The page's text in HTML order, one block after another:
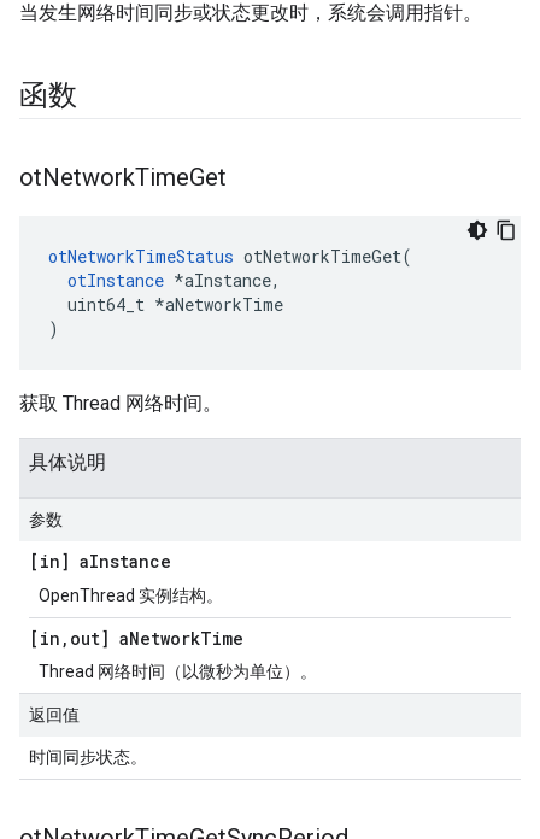
当发生网络时间同步或状态更改时，系统会调用指针。
函数
otNetworkTimeGet
otNetworkTimeStatus otNetworkTimeGet(
otInstance *aInstance,
uint64_t *aNetworkTime
)
获取 Thread 网络时间。
具体说明
参数
[in] aInstance
OpenThread 实例结构。
[in , out] aNetworkTime
Thread 网络时间（以微秒为单位）。
返回值
时间同步状态。